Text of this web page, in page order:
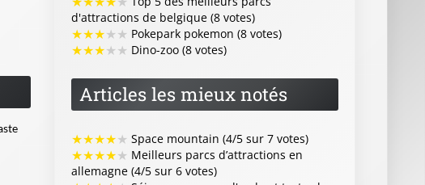
d'attractions de belgique (8 votes)
★★★★★ Pokepark pokemon (8 votes)
★★★★★ Dino-zoo (8 votes)
Articles les mieux notés
★★★★★ Space mountain (4/5 sur 7 votes)
★★★★★ Meilleurs parcs d’attractions en
allemagne (4/5 sur 6 votes)